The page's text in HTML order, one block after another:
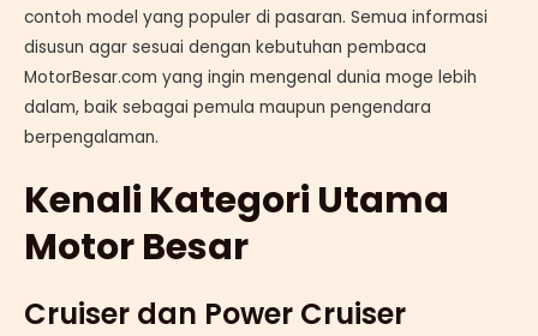
contoh model yang populer di pasaran. Semua informasi
disusun agar sesuai dengan kebutuhan pembaca
MotorBesar.com yang ingin mengenal dunia moge lebih
dalam, baik sebagai pemula maupun pengendara
berpengalaman.
Kenali Kategori Utama
Motor Besar
Cruiser dan Power Cruiser